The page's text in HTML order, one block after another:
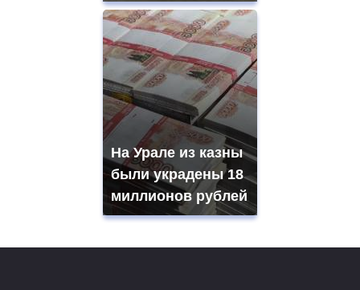
На Урале из казны
были украдены 18
миллионов рублей